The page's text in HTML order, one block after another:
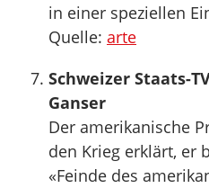
in einer speziellen
Quelle: arte
Schweizer Staats-
Ganser
Der amerikanische
den Krieg erklärt, er
«Feinde des